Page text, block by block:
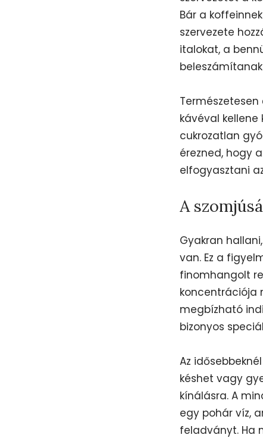
Bár a
szervezete
italokat, a
kávéval
cukrozatlan
érezned, hogy
elfogyasztani
A
Gyakran
van. Ez a
finomhangolt
koncentrációja
megbízható
bizonyos
Az
késhet vagy
kínálásra. A
egy pohár víz,
feladványt. Ha